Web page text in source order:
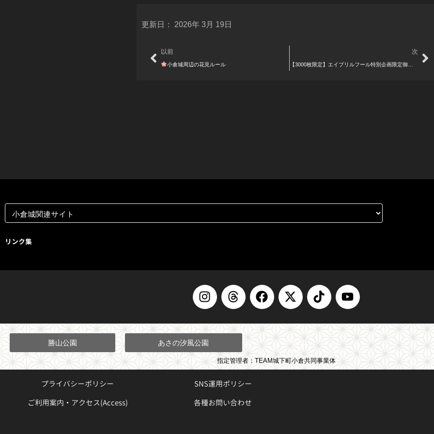
更新日： 2026年 3月 19日
Prev
以前
小倉城周辺の花見ルール
次
【3000枚限定】エイプリルフール特別企画限定御城印プレゼント
リンク集
I
n
t
a
g
r
m
T
h
e
d
s
F
a
e
b
o
o
X
-
w
t
t
T
i
t
o
k
Y
o
t
u
b
e
勝山公園 あさの汐風公園
指定管理者：TEAM城下町小倉共同事業体
プライバシーポリシー
SNS運用ポリシー
ご利用案内・アクセス(Access)
各種お問い合わせ